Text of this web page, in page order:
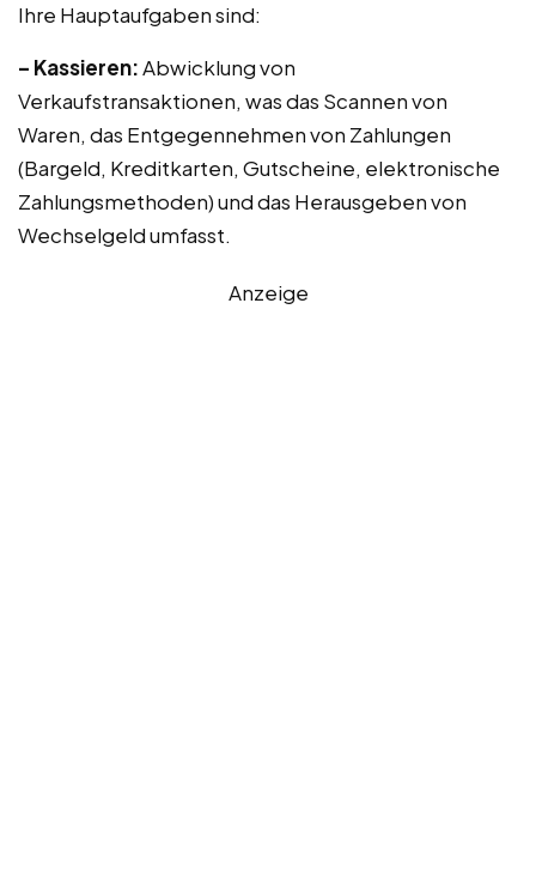
Ihre Hauptaufgaben sind:
– Kassieren:Abwicklung von
Verkaufstransaktionen, was das Scannen von
Waren, das Entgegennehmen von Zahlungen
(Bargeld, Kreditkarten, Gutscheine, elektronische
Zahlungsmethoden) und das Herausgeben von
Wechselgeld umfasst.
Anzeige